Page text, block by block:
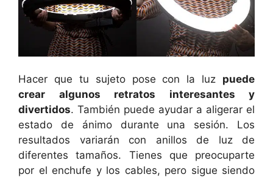
Hacer que tu sujeto pose con la luz puede
crear algunos retratos interesantes y
divertidos. También puede ayudar a aligerar el
estado de ánimo durante una sesión. Los
resultados variarán con anillos de luz de
diferentes tamaños. Tienes que preocuparte
por el enchufe y los cables, pero sigue siendo